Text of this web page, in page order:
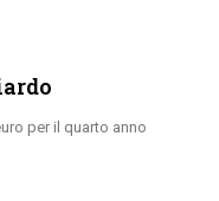
per il quarto anno